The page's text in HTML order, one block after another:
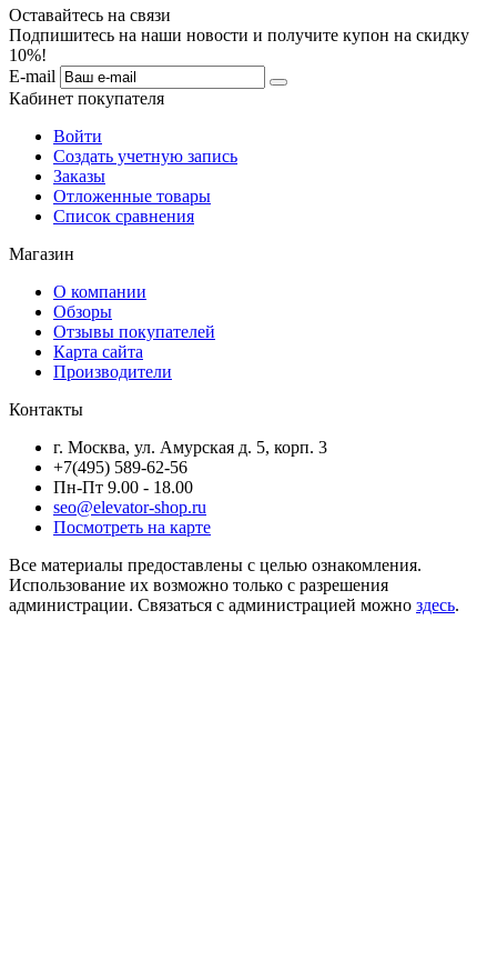
Оставайтесь на связи
Подпишитесь на наши новости и получите купон на скидку
10%!
E-mail
Кабинет покупателя
Войти
Создать учетную запись
Заказы
Отложенные товары
Список сравнения
Магазин
О компании
Обзоры
Отзывы покупателей
Карта сайта
Производители
Контакты
г. Москва, ул. Амурская д. 5, корп. 3
+7(495) 589-62-56
Пн-Пт 9.00 - 18.00
seo@elevator-shop.ru
Посмотреть на карте
Все материалы предоставлены с целью ознакомления.
Использование их возможно только с разрешения
администрации. Связаться с администрацией можно здесь.